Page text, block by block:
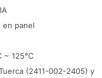
panel
~ 125°C
(2411-002-2405) y